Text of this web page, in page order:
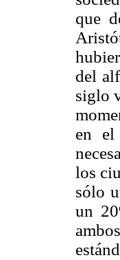
que
del
siglo
en el
los
sólo
un